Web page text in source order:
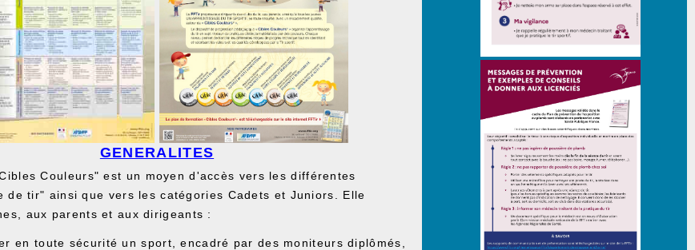
GENERALITES
Couleurs" est un moyen d'accès vers les différentes
de tir" ainsi que vers les catégories Cadets et Juniors. Elle
aux parents et aux dirigeants :
en toute sécurité un sport, encadré par des moniteurs diplômés,